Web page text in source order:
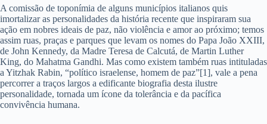
A comissão de toponímia de alguns municípios italianos quis
imortalizar as personalidades da história recente que inspiraram sua
ação em nobres ideais de paz, não violência e amor ao próximo; temos
assim ruas, praças e parques que levam os nomes do Papa João XXIII,
de John Kennedy, da Madre Teresa de Calcutá, de Martin Luther
King, do Mahatma Gandhi. Mas como existem também ruas intituladas
a Yitzhak Rabin, “político israelense, homem de paz”[1], vale a pena
percorrer a traços largos a edificante biografia desta ilustre
personalidade, tornada um ícone da tolerância e da pacífica
convivência humana.